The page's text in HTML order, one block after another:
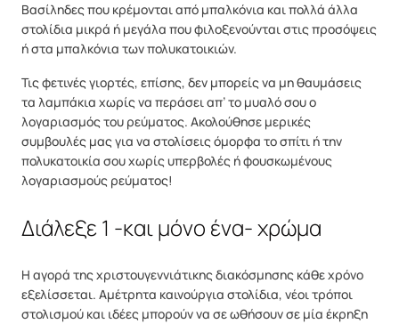
Βασίληδες που κρέμονται από μπαλκόνια και πολλά άλλα
στολίδια μικρά ή μεγάλα που φιλοξενούνται στις προσόψεις
ή στα μπαλκόνια των πολυκατοικιών.
Τις φετινές γιορτές, επίσης, δεν μπορείς να μη θαυμάσεις
τα λαμπάκια χωρίς να περάσει απ’ το μυαλό σου ο
λογαριασμός του ρεύματος. Ακολούθησε μερικές
συμβουλές μας για να στολίσεις όμορφα το σπίτι ή την
πολυκατοικία σου χωρίς υπερβολές ή φουσκωμένους
λογαριασμούς ρεύματος!
Διάλεξε 1 -και μόνο ένα- χρώμα
Η αγορά της χριστουγεννιάτικης διακόσμησης κάθε χρόνο
εξελίσσεται. Αμέτρητα καινούργια στολίδια, νέοι τρόποι
στολισμού και ιδέες μπορούν να σε ωθήσουν σε μία έκρηξη